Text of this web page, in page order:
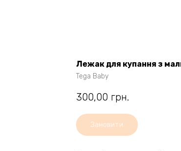
Лежак для купання з
Tega Baby
300,00 грн.
Замовити